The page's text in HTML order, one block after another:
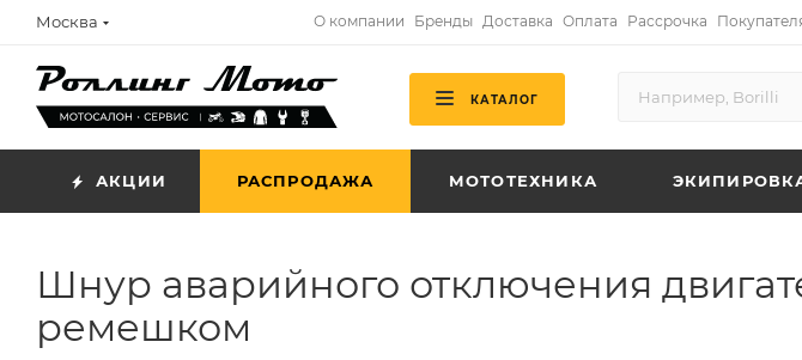
Москва О компании Бренды Доставка Оплата Рассрочка
КАТАЛОГ
АКЦИИ РАСПРОДАЖА МОТОТЕХНИКА
Шнур аварийного отключения
ремешком